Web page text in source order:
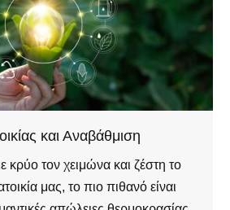
και Αναβάθμιση
τον χειμώνα και ζέστη το
μας, το πιο πιθανό είναι